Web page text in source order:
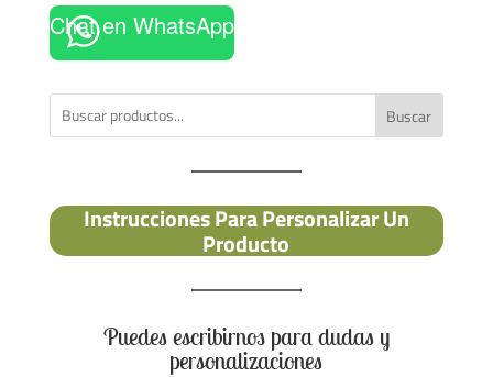
Chat en WhatsApp
Buscar
Instrucciones Para Personalizar Un
Producto
Puedes escribirnos para dudas y
personalizaciones